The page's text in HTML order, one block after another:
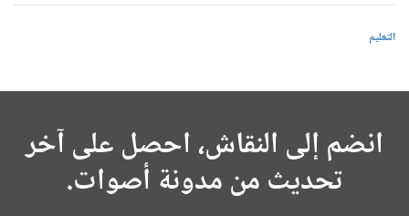
التعليم
انضم إلى النقاش، احصل على آخر
تحديث من مدونة أصوات.